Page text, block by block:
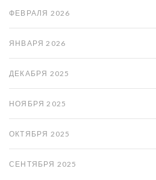
ФЕВРАЛЯ 2026
ЯНВАРЯ 2026
ДЕКАБРЯ 2025
НОЯБРЯ 2025
ОКТЯБРЯ 2025
СЕНТЯБРЯ 2025